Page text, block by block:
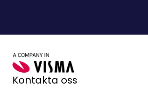
Kontakta oss